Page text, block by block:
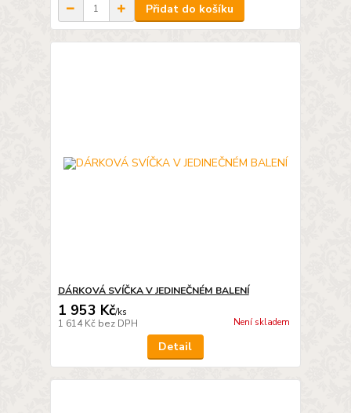
Přidat do košíku
DÁRKOVÁ SVÍČKA V JEDINEČNÉM BALENÍ
1 953 Kč/ks
1 614 Kč bez DPH Není skladem
Detail